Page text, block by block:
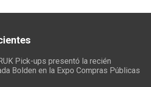
Pick-ups presentó la recién
Bolden en la Expo Compras Públicas